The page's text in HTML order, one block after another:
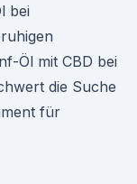
bei
Öl mit CBD bei
die Suche
für